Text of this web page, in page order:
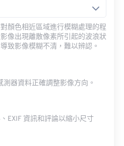
顏色相近區域進行模糊處理的程
像出現離散像素所引起的波浪狀
致影像模糊不清，難以辨認。
測器資料正確調整影像方向。
EXIF 資訊和評論以縮小尺寸